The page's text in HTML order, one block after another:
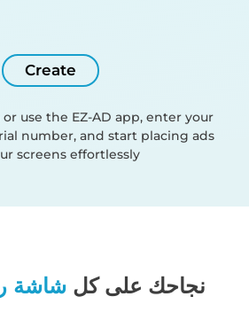
Create
or use the EZ-AD app, enter your
number, and start placing ads
screens effortlessly.
نجاحك على كل شاشة